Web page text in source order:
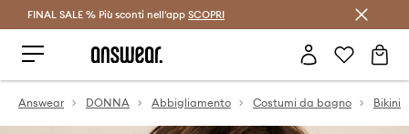
Risparmia con Answear Club >
FINAL SALE % Più sconti nell'app SCOPRI
Answear DONNA Abbigliamento Costumi da bagno Bikini